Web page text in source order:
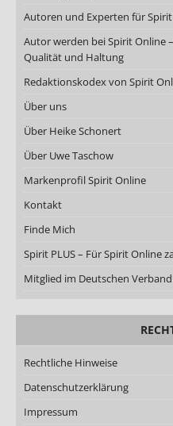
Autoren und Experten für
Autor werden bei Spirit Online
Qualität und Haltung
Redaktionskodex von Spirit
Über uns
Über Heike Schonert
Über Uwe Taschow
Markenprofil Spirit Online
Kontakt
Finde Mich
Spirit PLUS – Für Spirit Online
Mitglied im Deutschen
Rechtliche Hinweise
Datenschutzerklärung
Impressum